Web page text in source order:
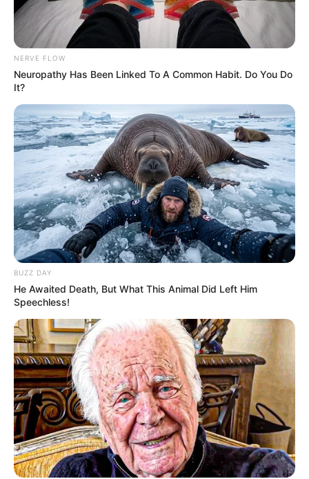
NERVE FLOW
Neuropathy Has Been Linked To A Common Habit. Do You Do
It?
BUZZ DAY
He Awaited Death, But What This Animal Did Left Him
Speechless!